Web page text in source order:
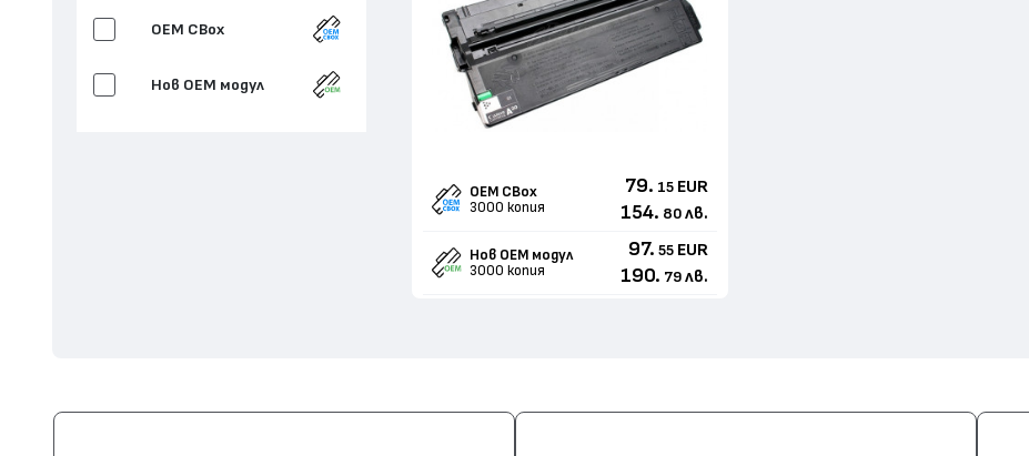
OEM CBox
Нов ОЕМ модул
OEM CBox
3000 копия
79. 15 EUR
154. 80 лв.
Нов ОЕМ модул
3000 копия
97. 55 EUR
190. 79 лв.